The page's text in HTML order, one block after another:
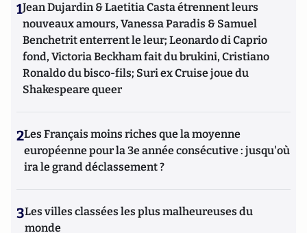
1Jean Dujardin & Laetitia Casta étrennent leurs
nouveaux amours, Vanessa Paradis & Samuel
Benchetrit enterrent le leur; Leonardo di Caprio
fond, Victoria Beckham fait du brukini, Cristiano
Ronaldo du bisco-fils; Suri ex Cruise joue du
Shakespeare queer
2Les Français moins riches que la moyenne
européenne pour la 3e année consécutive : jusqu'où
ira le grand déclassement ?
3Les villes classées les plus malheureuses du
monde